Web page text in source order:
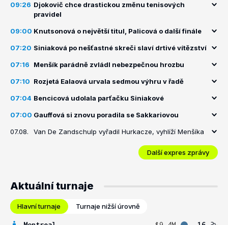
09:26 Djokovič chce drastickou změnu tenisových
pravidel
09:00 Knutsonová o největší titul, Palicová o další finále
07:20 Siniaková po nešťastné skreči slaví drtivé vítězství
07:16 Menšík parádně zvládl nebezpečnou hrozbu
07:10 Rozjetá Ealaová urvala sedmou výhru v řadě
07:04 Bencicová udolala parťačku Siniakové
07:00 Gauffová si znovu poradila se Sakkariovou
07.08. Van De Zandschulp vyřadil Hurkacze, vyhlíží Menšíka
Další expres zprávy
Aktuální turnaje
Hlavní turnaje Turnaje nižší úrovně